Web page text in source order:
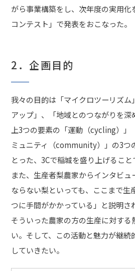
がら事業構築をし、次年度の実用化
コンテスト」で発表をおこなった。
2．企画目的
我々の目的は「マイクロツーリズム
アップ」、「地域とのつながりを
上3つの要素の「運動（cycling）
ミュニティ（community）」の3つ
とった、3Cで稲城を盛り上げること
また、生産者梨農家からインタビュ
ならない梨といっても、ここまで生
つに手間がかかっている」と説明さ
そういった農家の方の生産に対する
い。そして、この活動と魅力が継続
していきたい。